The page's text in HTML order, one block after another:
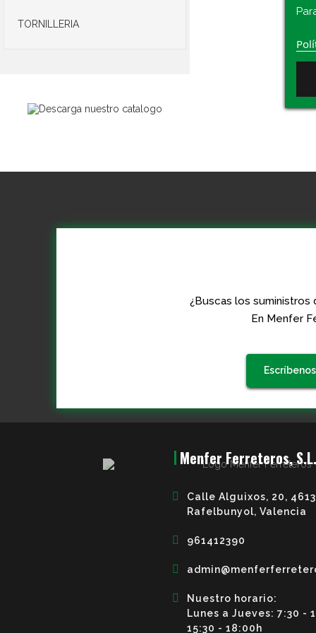
TORNILLERIA
¿Buscas los suministros
En Menfer
Menfer Ferreteros, S.L.
Calle Alguixos, 20,
Rafelbunyol, Valencia
961412390
Nuestro horario:
Lunes a Jueves: 7:30 -
15:30 - 18:00h